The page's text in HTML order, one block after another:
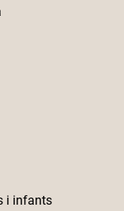
i infants